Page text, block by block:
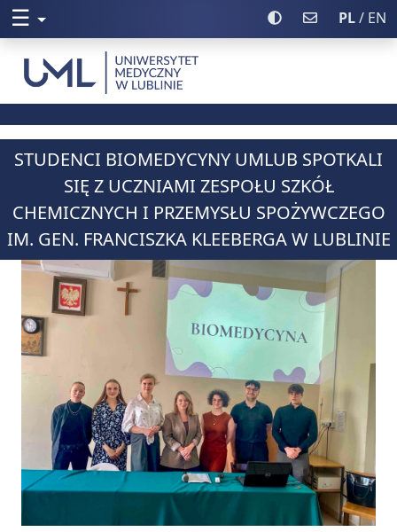
PL/ EN
Poczta UML
Włącz wysoki
☰ Rozwiń menu
Uniwersytet Medyczny w Lublinie
STUDENCI BIOMEDYCYNY UMLUB SPOTKALI
SIĘ Z UCZNIAMI ZESPOŁU SZKÓŁ
CHEMICZNYCH I PRZEMYSŁU SPOŻYWCZEGO
IM. GEN. FRANCISZKA KLEEBERGA W LUBLINIE